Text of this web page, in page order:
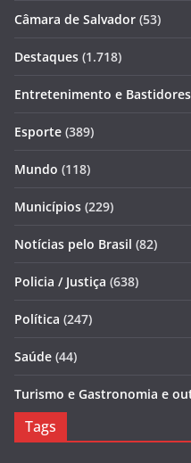
Câmara de Salvador (53)
Destaques (1.718)
Entretenimento e
Esporte (389)
Mundo (118)
Municípios (229)
Notícias pelo Brasil (82)
Policia / Justiça (638)
Política (247)
Saúde (44)
Turismo e Gastronomia e
Tags